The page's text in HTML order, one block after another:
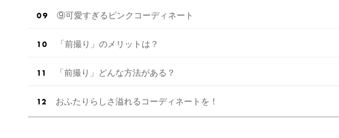
⑨可愛すぎるピンクコーディネート
「前撮り」のメリットは？
「前撮り」どんな方法がある？
おふたりらしさ溢れるコーディネートを！